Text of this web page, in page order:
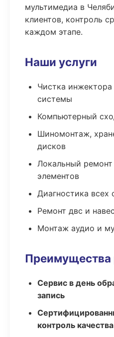
мультимедиа в
клиентов, контроль
каждом этапе.
Наши услуги
Чистка
системы
Компьютерный
Шиномонтаж,
дисков
Локальный ремонт
элементов
Диагностика всех
Ремонт двс и
Монтаж аудио и
Преимущества
Сервис в день
запись
контроль качества